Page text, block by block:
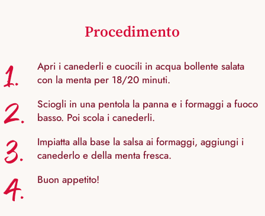
Procedimento
1.
Apri i canederli e cuocili in acqua bollente salata
con la menta per 18/20 minuti.
2.
Sciogli in una pentola la panna e i formaggi a fuoco
basso. Poi scola i canederli.
3.
Impiatta alla base la salsa ai formaggi, aggiungi i
canederlo e della menta fresca.
4. Buon appetito!